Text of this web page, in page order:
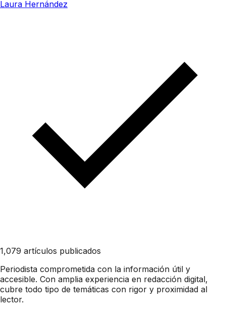
Laura Hernández
1,079 artículos publicados
Periodista comprometida con la información útil y
accesible. Con amplia experiencia en redacción digital,
cubre todo tipo de temáticas con rigor y proximidad al
lector.